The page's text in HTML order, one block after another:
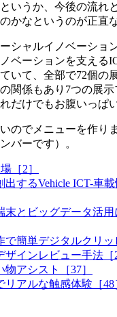
いうか、今後の流れ
かなというのが正直
シャルイノベーショ
ベーションを支える
いて、全部で72個の
関係もあり7つの展
だけでもお腹いっぱ
のでメニューを作り
バーです）。
［2］
出するVehicle ICT-車
末とビッグデータ活
簡単デジタルクリッ
インレビュー手法［
アシスト［37］
リアルな触感体験［48